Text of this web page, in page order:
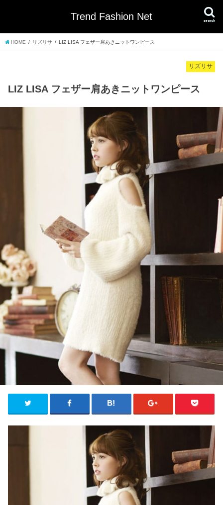
Trend Fashion Net search
HOME リズリサ LIZ LISA フェザー肩あきニットワンピース
リズリサ
LIZ LISA フェザー肩あきニットワンピース